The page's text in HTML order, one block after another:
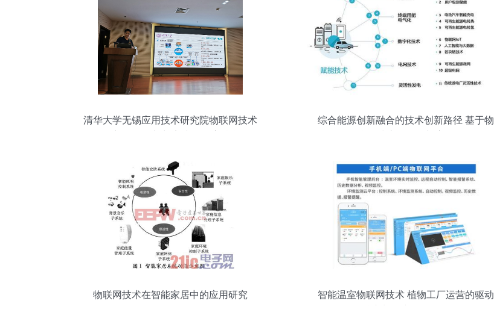
清华大学无锡应用技术研究院物联网技术
综合能源创新融合的技术创新路径 基于物
物联网技术在智能家居中的应用研究
智能温室物联网技术 植物工厂运营的驱动